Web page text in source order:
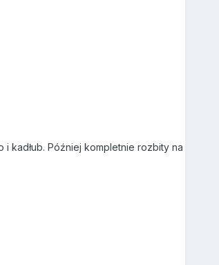
kadłub. Później kompletnie rozbity na